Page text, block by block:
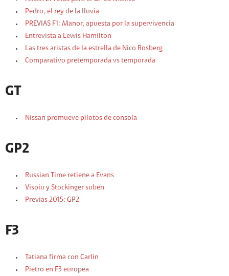
Pedro, el rey de la lluvia
PREVIAS F1: Manor, apuesta por la supervivencia
Entrevista a Lewis Hamilton
Las tres aristas de la estrella de Nico Rosberg
Comparativo pretemporada vs temporada
GT
Nissan promueve pilotos de consola
GP2
Russian Time retiene a Evans
Visoiu y Stockinger suben
Previas 2015: GP2
F3
Tatiana firma con Carlin
Pietro en F3 europea